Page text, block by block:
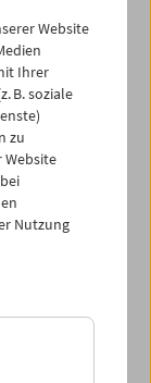
einen der
Website
Ihrer
B. soziale
zu
Website
Nutzung